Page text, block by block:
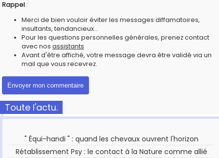
Rappel :
Merci de bien vouloir éviter les messages diffamatoires,
insultants, tendancieux...
Pour les questions personnelles générales, prenez contact
avec nos assistants
Avant d'être affiché, votre message devra être validé via un
mail que vous recevrez.
Toute l'actu.
" Équi-handi " : quand les chevaux ouvrent l'horizon
Rétablissement Psy : le contact à la Nature comme allié